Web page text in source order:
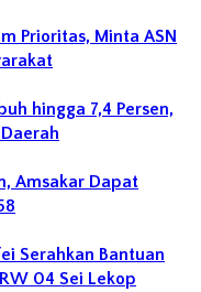
Prioritas, Minta ASN
hingga 7,4 Persen,
Amsakar Dapat
Serahkan Bantuan
04 Sei Lekop